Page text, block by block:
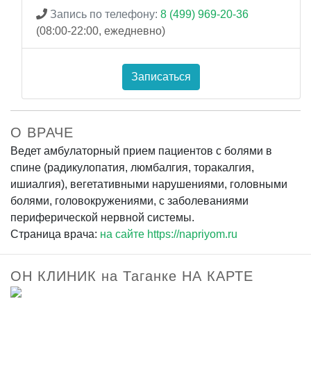
Запись по телефону: 8 (499) 969-20-36
(08:00-22:00, ежедневно)
Записаться
О ВРАЧЕ
Ведет амбулаторный прием пациентов с болями в
спине (радикулопатия, люмбалгия, торакалгия,
ишиалгия), вегетативными нарушениями, головными
болями, головокружениями, с заболеваниями
периферической нервной системы.
Страница врача: на сайте https://napriyom.ru
ОН КЛИНИК на Таганке НА КАРТЕ